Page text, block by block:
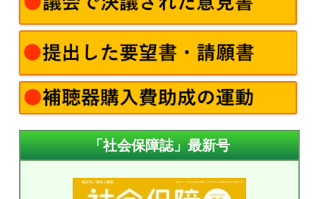
「社会保障誌」最新号